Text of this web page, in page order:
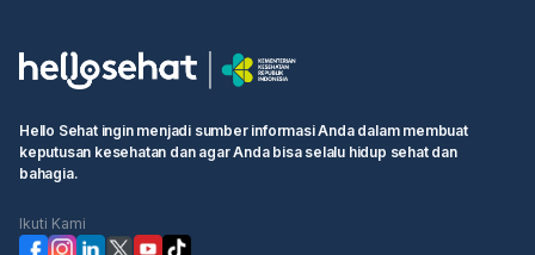
Hello Sehat ingin menjadi sumber informasi Anda dalam membuat
keputusan kesehatan dan agar Anda bisa selalu hidup sehat dan
bahagia.
Ikuti Kami